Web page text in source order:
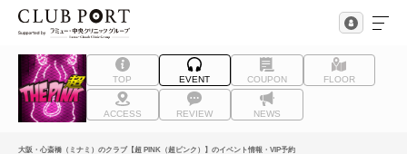
TOP EVENT COUPON FLOOR
ACCESS REVIEW NEWS
大阪・心斎橋（ミナミ）のクラブ【超 PINK（超ピンク）】のイベント情報・VIP予約